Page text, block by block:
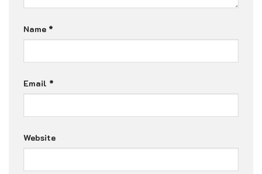
Name *
Email *
Website